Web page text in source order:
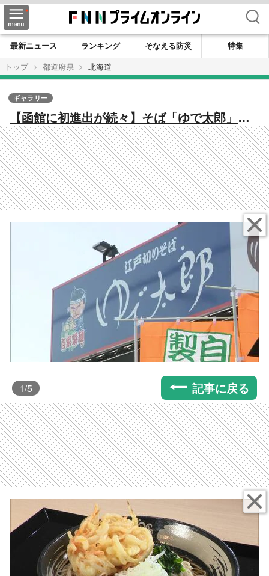
検索
最新ニュース ランキング そなえる防災
特集
トップ
都道府県 北海道
【函館に初進出が続々】そば「ゆで太郎」牛
めし「松屋」に生活雑貨「ロフト」も―全国
チェーンが相次いで出店する背景にあるのは
企業の戦略と立地条件がマッチ「出店する良
い条件がある」
ギャラリー
1/5 記事に戻る